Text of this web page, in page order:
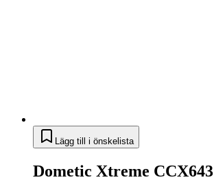
Lägg till i önskelista
Dometic Xtreme CCX643